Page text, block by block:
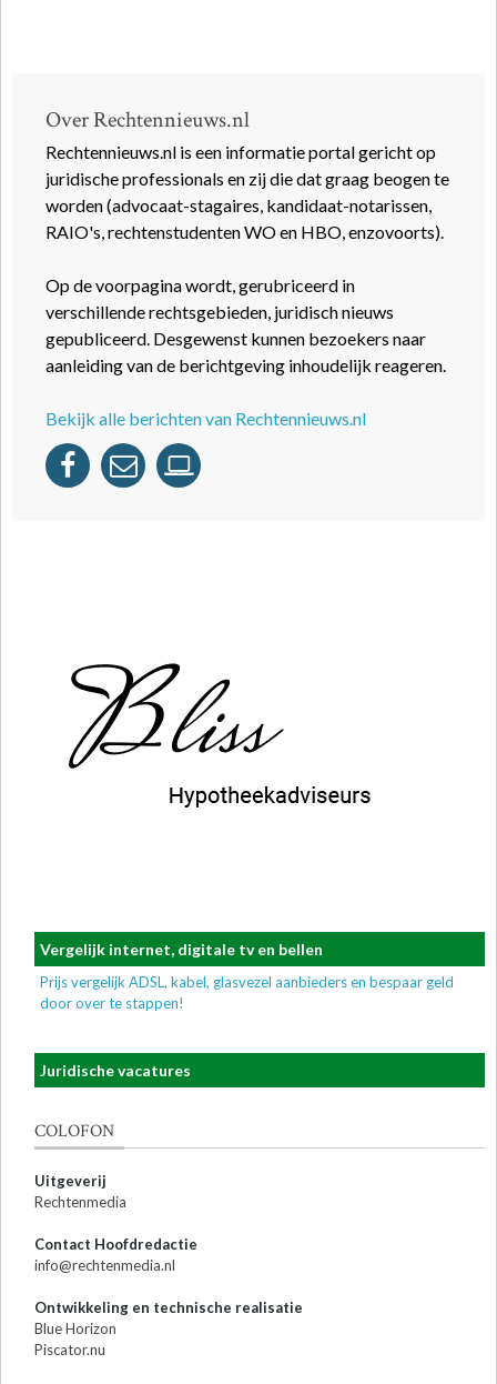
Over Rechtennieuws.nl
Rechtennieuws.nl is een informatie portal gericht op
juridische professionals en zij die dat graag beogen te
worden (advocaat-stagaires, kandidaat-notarissen,
RAIO's, rechtenstudenten WO en HBO, enzovoorts).
Op de voorpagina wordt, gerubriceerd in
verschillende rechtsgebieden, juridisch nieuws
gepubliceerd. Desgewenst kunnen bezoekers naar
aanleiding van de berichtgeving inhoudelijk reageren.
Bekijk alle berichten van Rechtennieuws.nl
Vergelijk internet, digitale tv en bellen
Prijs vergelijk ADSL, kabel, glasvezel aanbieders en bespaar geld
door over te stappen!
Juridische vacatures
COLOFON
Uitgeverij
Rechtenmedia
Contact Hoofdredactie
info@rechtenmedia.nl
Ontwikkeling en technische realisatie
Blue Horizon
Piscator.nu